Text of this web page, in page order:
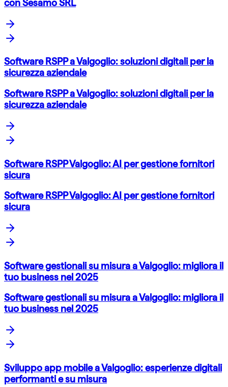
con Sesamo SRL
Software RSPP a Valgoglio: soluzioni digitali per la
sicurezza aziendale
Software RSPP a Valgoglio: soluzioni digitali per la
sicurezza aziendale
Software RSPP Valgoglio: AI per gestione fornitori
sicura
Software RSPP Valgoglio: AI per gestione fornitori
sicura
Software gestionali su misura a Valgoglio: migliora il
tuo business nel 2025
Software gestionali su misura a Valgoglio: migliora il
tuo business nel 2025
Sviluppo app mobile a Valgoglio: esperienze digitali
performanti e su misura